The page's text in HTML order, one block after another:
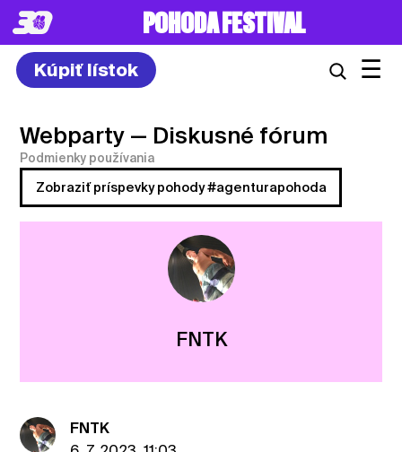
POHODA FESTIVAL
Kúpiť lístok ☰
Webparty — Diskusné fórum
Podmienky používania
Zobraziť príspevky pohody #agenturapohoda
FNTK
FNTK